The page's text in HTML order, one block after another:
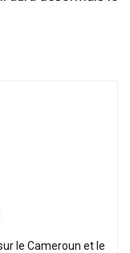
le Cameroun et le